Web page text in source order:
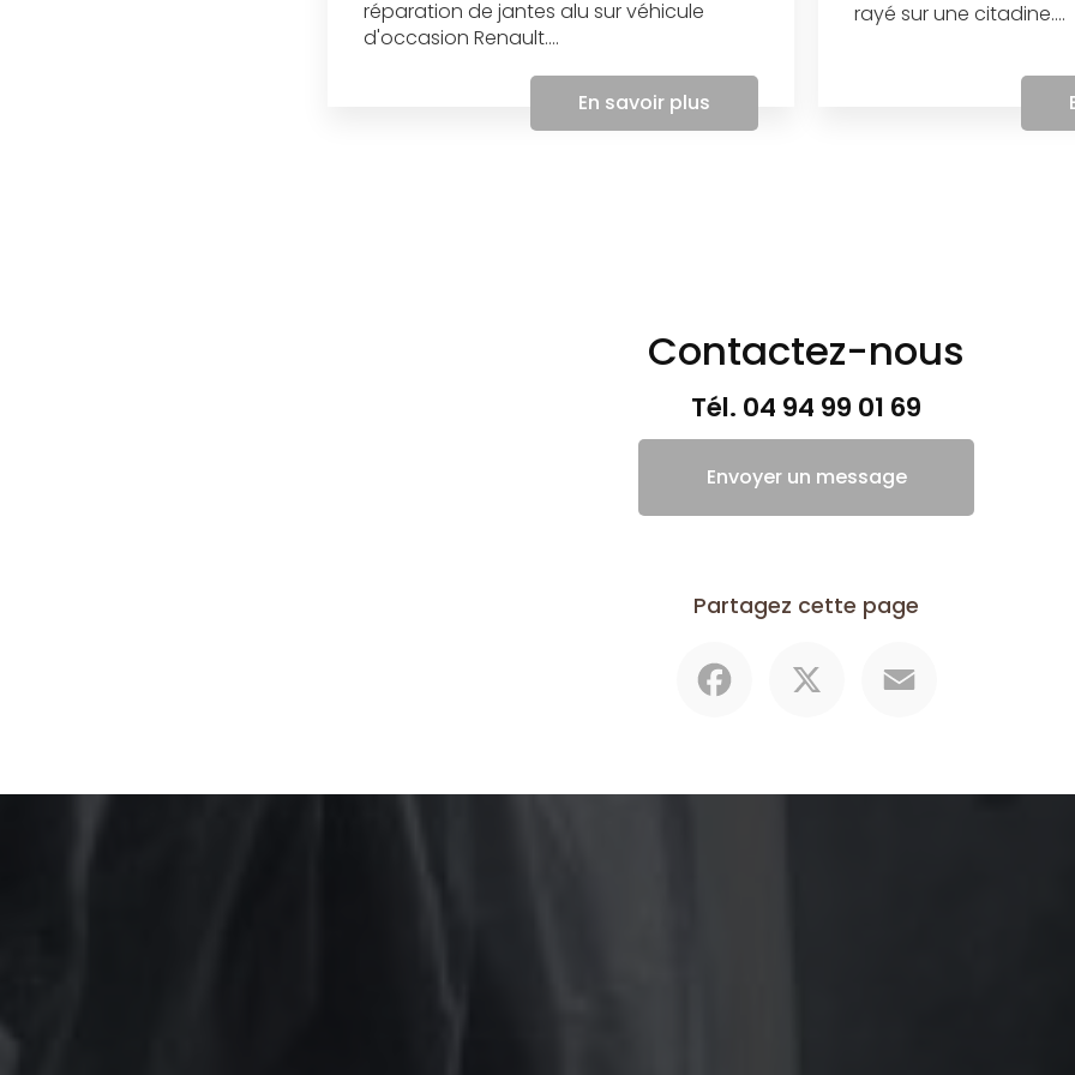
réparation de jantes alu sur véhicule
d'occasion Renault....
En savoir plus
rayé sur une citadine....
Contactez-nous
Tél. 04 94 99 01 69
Envoyer un message
Partagez cette page